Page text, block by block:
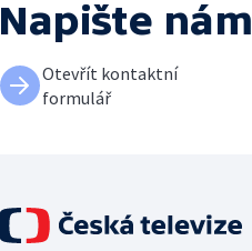
Napište nám
Otevřít kontaktní
formulář